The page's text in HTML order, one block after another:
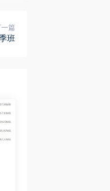
篇
班